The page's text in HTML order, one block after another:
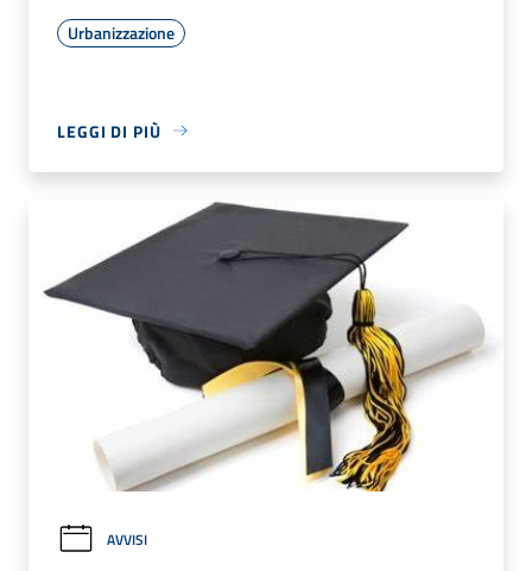
Urbanizzazione
LEGGI DI PIÙ
AVVISI